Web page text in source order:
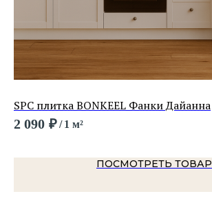
SPC плитка BONKEEL Фанки Дайанна
2 090 ₽/ 1 м²
ПОСМОТРЕТЬ ТОВАР